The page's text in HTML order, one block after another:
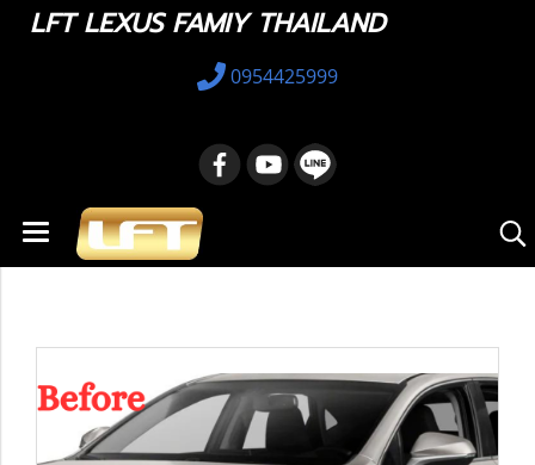
LFT LEXUS FAMIY THAILAND
0954425999